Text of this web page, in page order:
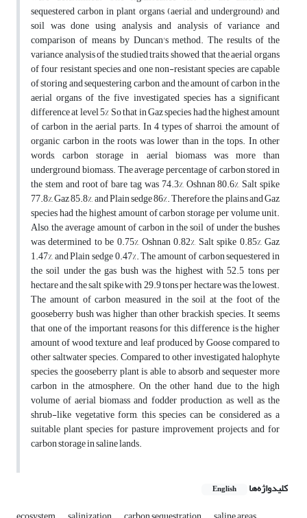
sequestered carbon in plant organs (aerial and underground) and
soil was done using analysis and analysis of variance and
comparison of means by Duncan's method. The results of the
variance analysis of the studied traits showed that the aerial organs
of four resistant species and one non-resistant species are capable
of storing and sequestering carbon, and the amount of carbon in the
aerial organs of the five investigated species has a significant
difference at level 5% So that in Gaz species had the highest amount
of carbon in the aerial parts. In 4 types of sharroi, the amount of
organic carbon in the roots was lower than in the tops. In other
words, carbon storage in aerial biomass was more than
underground biomass. The average percentage of carbon stored in
the stem and root of bare tag was 74.3%, Oshnan 80.6%, Salt spike
77.8%, Gaz 85.8%, and Plain sedge 86%. Therefore, the plains and Gaz
species had the highest amount of carbon storage per volume unit.
Also, the average amount of carbon in the soil of under the bushes
was determined to be 0.75%, Oshnan 0.82%, Salt spike 0.85%, Gaz
1.47%, and Plain sedge 0.47%. The amount of carbon sequestered in
the soil under the gas bush was the highest with 52.5 tons per
hectare and the salt spike with 29.9 tons per hectare was the lowest.
The amount of carbon measured in the soil at the foot of the
gooseberry bush was higher than other brackish species. It seems
that one of the important reasons for this difference is the higher
amount of wood texture and leaf produced by Goose compared to
other saltwater species. Compared to other investigated halophyte
species, the gooseberry plant is able to absorb and sequester more
carbon in the atmosphere. On the other hand, due to the high
volume of aerial biomass and fodder production, as well as the
shrub-like vegetative form, this species can be considered as a
suitable plant species for pasture improvement projects and for
carbon storage in saline lands.
کلیدواژه‌ها English